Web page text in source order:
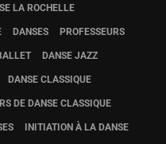
LA ROCHELLE
DANSES PROFESSEURS
DANSE JAZZ
DANSE CLASSIQUE
DE DANSE CLASSIQUE
INITIATION À LA DANSE